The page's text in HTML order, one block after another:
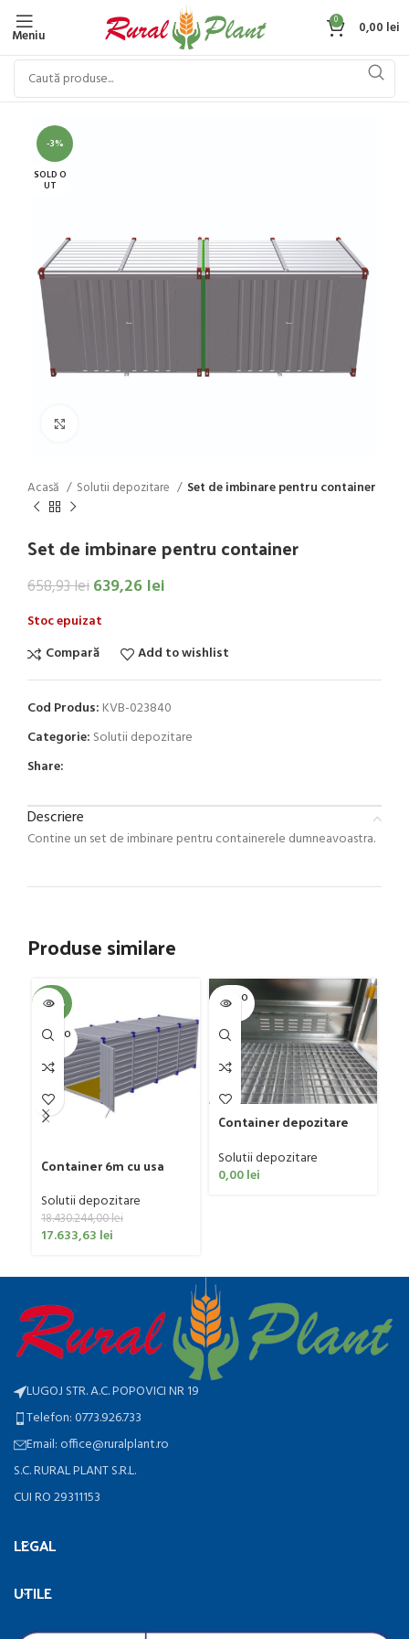
Meniu
0 0,00 lei
-3%
SOLD O
UT
Acasă Solutii depozitare Set de imbinare pentru container
Set de imbinare pentru container
658,93lei639,26 lei
Stoc epuizat
Compară
Add to wishlist
Cod Produs: KVB-023840
Categorie: Solutii depozitare
Share:
Descriere
Contine un set de imbinare pentru containerele dumneavoastra.
Produse similare
-100%
SOLD O
UT
Container 6m cu usa
KVB-021381B
Solutii depozitare
18.430.244,00lei
17.633,63 lei
SOLD O
UT
Container depozitare
Kovobel, 3m x 2m, KVB-
023830B
Solutii depozitare
0,00lei
LUGOJ STR. A.C. POPOVICI NR 19
Telefon: 0773.926.733
Email: office@ruralplant.ro
S.C. RURAL PLANT S.R.L.
CUI RO 29311153
LEGAL
UTILE